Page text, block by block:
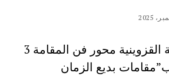
شرح نص المقامة القزوينية محور فن المقامة 3
بديع الزمان